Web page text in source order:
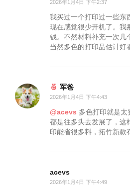
2026年1月4日 下午2:37
我买过一个打印过一些东
现在感觉很少开机了。我
钱。不然材料补充一次几
当然多色的打印品估计好
军爸
2026年1月4日 下午4:43
@acevs 多色打印就是太
都是往多头去发展了，这
印能省很多料，拓竹新款
acevs
2026年1月4日 下午4:49